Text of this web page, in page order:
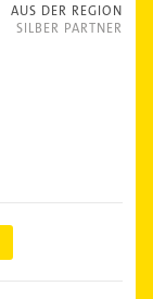
AUS DER REGION
SILBER PARTNER